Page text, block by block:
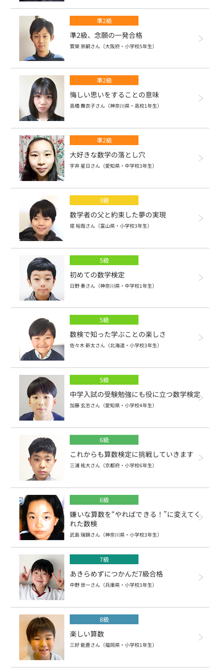
英語版での受検について
障害のある方の受検の配慮について
検定日一覧
個人受検の日程
団体受検の日程
検定に関する各種データ
志願者数・実施校数の推移
階級別志願者・受検者データ（国内のみ）
数学検定1級
数学検定準1級
数学検定2級
数学検定準2級
数学検定3級
数学検定4級
数学検定5級
算数検定6級
算数検定7級
算数検定8級
算数検定9級
算数検定10級
算数検定11級
個別成績票について
個別成績票の見方
「記述式」について
数学検定の問題例・採点例
算数検定の問題例・採点例
実用数学技能検定「数検」グランプリ
各賞について
受賞者・受賞団体一覧
家族合格表彰
2026年度の申請方法
団体受検案内
申込・受検規約
検定過去問題
英語版 検定過去問題
コンビニプリント教材
算数・数学苦手分野対策ミニドリル
実用数学技能検定 過去問題
「電子ファイル」と「紙（書面）」の違いについて
模範解答
合否結果確認サービス
合格証・合格証明書について
合格証について
合格証明書について
合格証・合格証明書の申請方法
公益財団法人日本数学検定協会
SUKEN(English)
サイトのご利用にあたって
情報セキュリティ基本方針
ソーシャルメディア運用方針
カスタマーハラスメントに対する基本方針
信頼性と有用性のためのAI利活用方針
特定商取引法に基づく表記
リンクをご希望の方へ
準2級
準2級、念願の一発合格
寳榮 崇嗣さん（大阪府・小学校5年生）
準2級
悔しい思いをすることの意味
高橋 舞衣子さん（神奈川県・高校1年生）
準2級
大好きな数学の落とし穴
宇井 星日さん（愛知県・中学校3年生）
3級
数学者の父と約束した夢の実現
堤 裕哉さん（富山県・小学校3年生）
5級
初めての数学検定
日野 奏さん（神奈川県・中学校1年生）
5級
数検で知った学ぶことの楽しさ
佐々木 新太さん（北海道・小学校3年生）
5級
中学入試の受験勉強にも役に立つ数学検定
加藤 玄志さん（愛知県・小学校4年生）
6級
これからも算数検定に挑戦していきます
三浦 祐大さん（京都府・小学校6年生）
6級
嫌いな算数を“やればできる！”に変えてく
れた数検
武島 瑞錦さん（神奈川県・小学校3年生）
7級
あきらめずにつかんだ7級合格
中野 世一さん（兵庫県・小学校3年生）
8級
楽しい算数
三好 能蒼さん（福岡県・小学校1年生）